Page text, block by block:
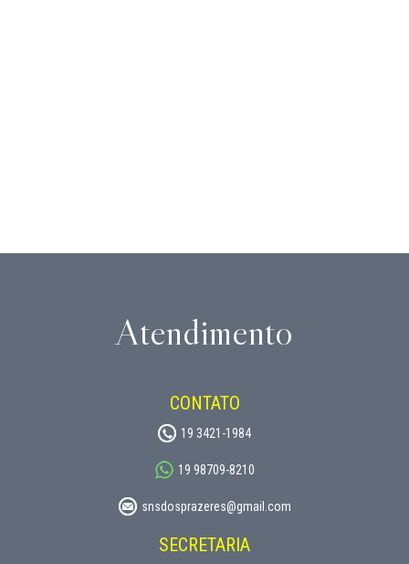
Atendimento
CONTATO
19 3421-1984
19 98709-8210
snsdosprazeres@gmail.com
SECRETARIA